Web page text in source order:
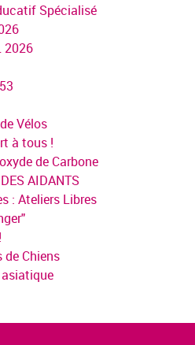
Spécialisé
2026
Vélos
à tous !
de Carbone
AIDANTS
: Ateliers Libres
de Chiens